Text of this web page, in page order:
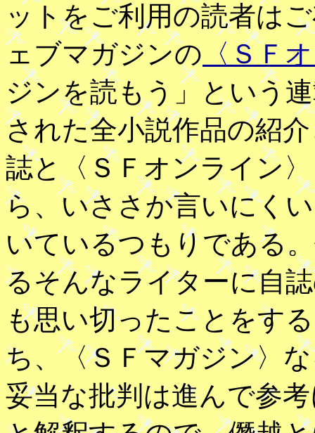
ットをご利用の読者は
ェブマガジンの 〈ＳＦ
ジンを読もう」という
された全小説作品の紹
誌と〈ＳＦオンライン
ら、いささか言いにく
いているつもりである
るそんなライターに自
も思い切ったことをす
ち、〈ＳＦマガジン〉
妥当な批判は進んで参